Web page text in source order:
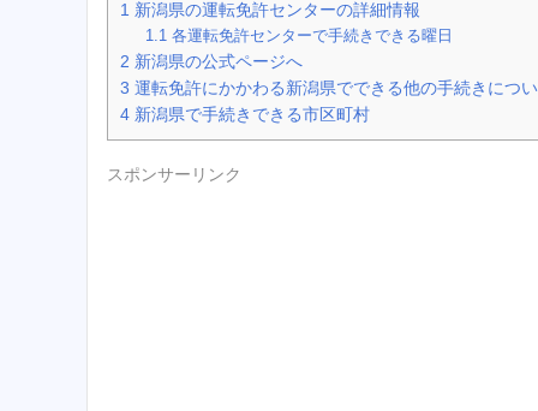
1 新潟県の運転免許センターの詳細情報
1.1 各運転免許センターで手続きできる曜日
2 新潟県の公式ページへ
3 運転免許にかかわる新潟県でできる他の手続きにつ
4 新潟県で手続きできる市区町村
スポンサーリンク